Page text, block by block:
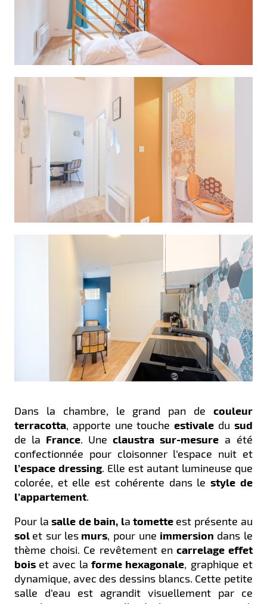
Dans la chambre, le grand pan de couleur
terracotta, apporte une touche estivale du sud
de la France. Une claustra sur-mesure a été
confectionnée pour cloisonner l’espace nuit et
l’espace dressing. Elle est autant lumineuse que
colorée, et elle est cohérente dans le style de
l’appartement.
Pour la salle de bain, la tomette est présente au
sol et sur les murs, pour une immersion dans le
thème choisi. Ce revêtement en carrelage effet
bois et avec la forme hexagonale, graphique et
dynamique, avec des dessins blancs. Cette petite
salle d’eau est agrandit visuellement par ce